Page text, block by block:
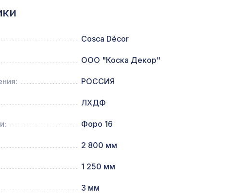
L5012,
x 5,5 м 1094 ₽
Cosca Décor
ООО "Коска Декор"
РОССИЯ
ЛХДФ
Форо 16
2 800 мм
1 250 мм
3 мм